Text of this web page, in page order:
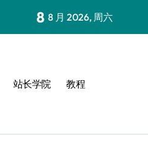
8 8 月 2026, 周六
站长学院 教程